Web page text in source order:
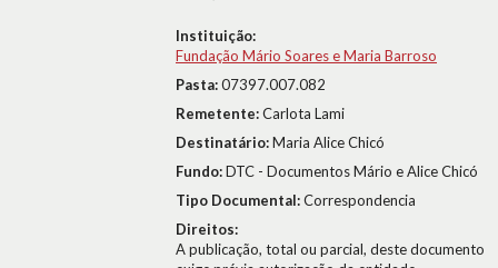
Instituição:
Fundação Mário Soares e Maria Barroso
Pasta:07397.007.082
Remetente:Carlota Lami
Destinatário:Maria Alice Chicó
Fundo:DTC - Documentos Mário e Alice Chicó
Tipo Documental:Correspondencia
Direitos:
A publicação, total ou parcial, deste documento